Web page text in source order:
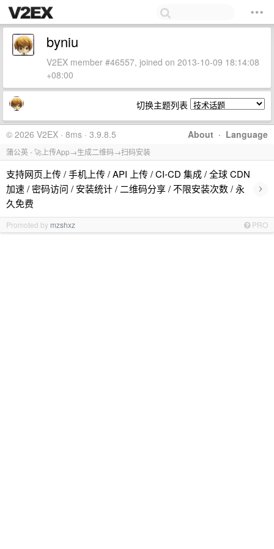
byniu
V2EX member #46557, joined on 2013-10-09 18:14:08
+08:00
切换主题列表
About · Language
© 2026 V2EX · 8ms · 3.9.8.5
蒲公英 - 🚀上传App→生成二维码→扫码安装
支持网页上传 / 手机上传 / API 上传 / CI-CD 集成 / 全球 CDN
加速 / 密码访问 / 安装统计 / 二维码分享 / 不限安装次数 / 永
久免费
›
Promoted by mzshxz PRO